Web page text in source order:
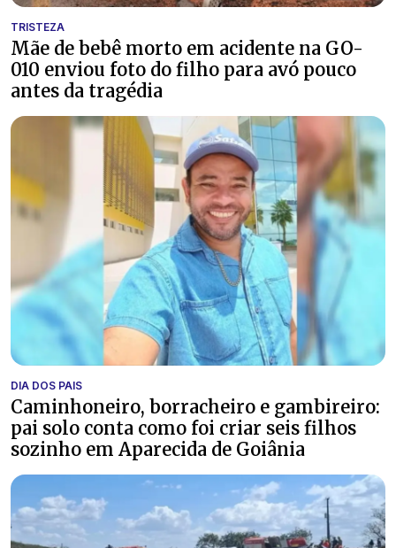
TRISTEZA
Mãe de bebê morto em acidente na GO-
010 enviou foto do filho para avó pouco
antes da tragédia
DIA DOS PAIS
Caminhoneiro, borracheiro e gambireiro:
pai solo conta como foi criar seis filhos
sozinho em Aparecida de Goiânia